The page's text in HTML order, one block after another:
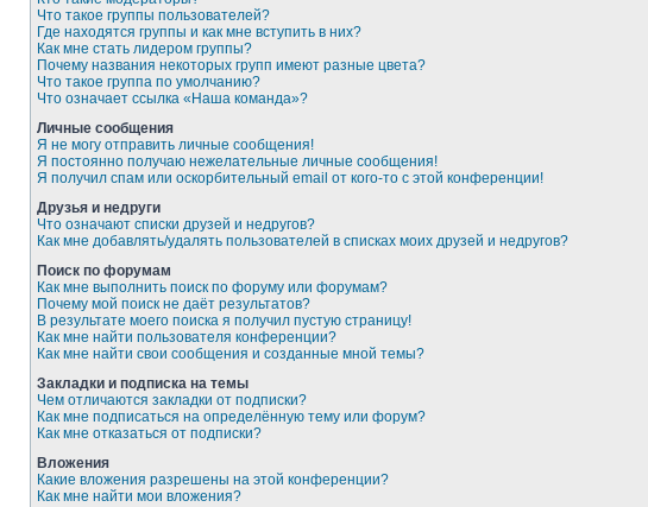
Что такое группы пользователей?
Где находятся группы и как мне вступить в них?
Как мне стать лидером группы?
Почему названия некоторых групп имеют разные цвета?
Что такое группа по умолчанию?
Что означает ссылка «Наша команда»?
Личные сообщения
Я не могу отправить личные сообщения!
Я постоянно получаю нежелательные личные сообщения!
Я получил спам или оскорбительный email от кого-то с этой конференции!
Друзья и недруги
Что означают списки друзей и недругов?
Как мне добавлять/удалять пользователей в списках моих друзей и недругов?
Поиск по форумам
Как мне выполнить поиск по форуму или форумам?
Почему мой поиск не даёт результатов?
В результате моего поиска я получил пустую страницу!
Как мне найти пользователя конференции?
Как мне найти свои сообщения и созданные мной темы?
Закладки и подписка на темы
Чем отличаются закладки от подписки?
Как мне подписаться на определённую тему или форум?
Как мне отказаться от подписки?
Вложения
Какие вложения разрешены на этой конференции?
Как мне найти мои вложения?